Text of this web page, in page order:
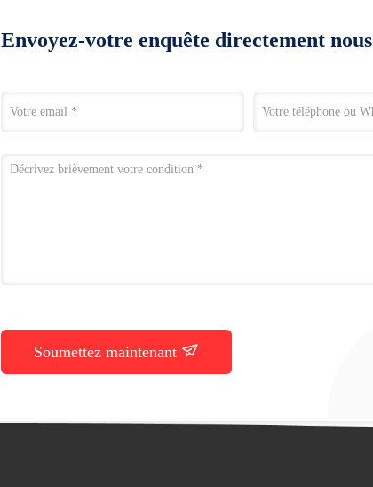
Envoyez-votre enquête directement nous
Soumettez maintenant